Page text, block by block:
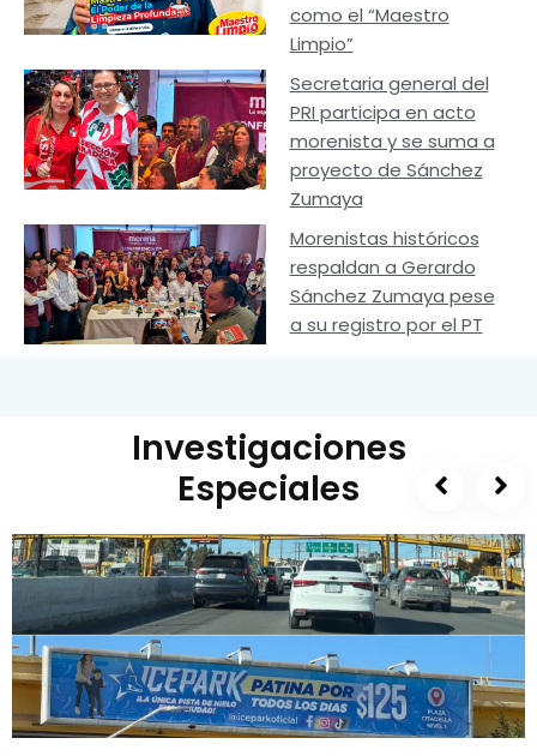
como el “Maestro
Limpio”
Secretaria general del
PRI participa en acto
morenista y se suma a
proyecto de Sánchez
Zumaya
Morenistas históricos
respaldan a Gerardo
Sánchez Zumaya pese
a su registro por el PT
Investigaciones
Especiales